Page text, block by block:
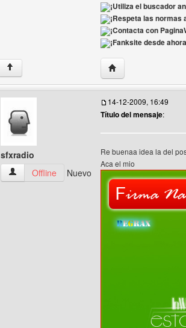
¡Utiliza el buscador
¡Respeta las
¡Contacta con
¡Fanksite desde
↑ Visitar sitio web del
sfxradio
sfxradio Ver perfil del usuario
Offline Nuevo
14-12-2009, 16:49
Título del mensaje:
Re buenaa idea la del
Aca el mio